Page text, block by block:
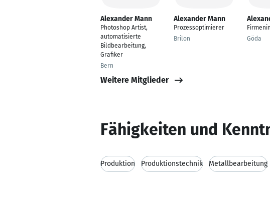
Alexander Mann
Photoshop Artist,
automatisierte
Bildbearbeitung,
Grafiker
Bern
Alexander Mann
Prozessoptimierer
Brilon
Göda
Weitere Mitglieder
Fähigkeiten und
Produktion Produktionstechnik Metallbearbeitung